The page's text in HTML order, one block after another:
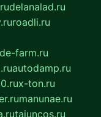
delanalad.ru
roadli.ru
farm.ru
autodamp.ru
x-ton.ru
manunae.ru
tajuncos.ru